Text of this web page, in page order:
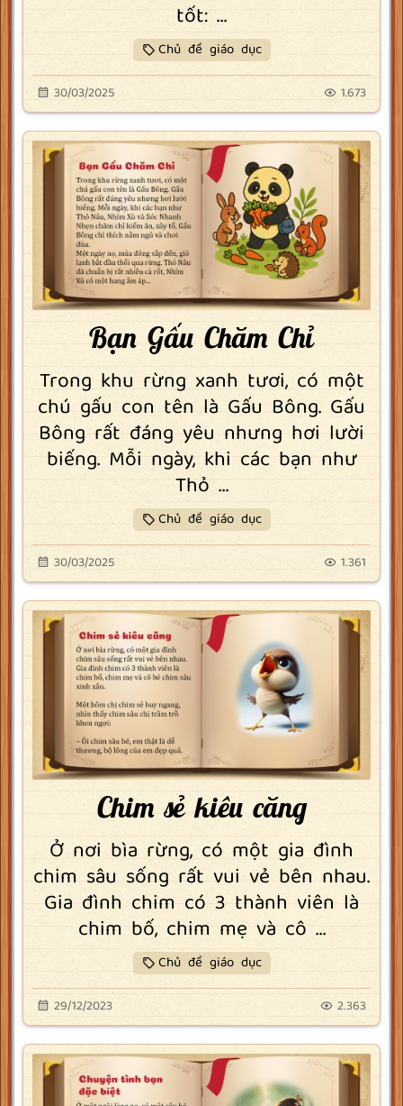
tốt: ...
Chủ đề giáo dục
30/03/2025 1.673
Bạn Gấu Chăm Chỉ
Trong khu rừng xanh tươi, có một
chú gấu con tên là Gấu Bông. Gấu
Bông rất đáng yêu nhưng hơi lười
biếng. Mỗi ngày, khi các bạn như
Thỏ ...
Chủ đề giáo dục
30/03/2025 1.361
Chim sẻ kiêu căng
Ở nơi bìa rừng, có một gia đình
chim sâu sống rất vui vẻ bên nhau.
Gia đình chim có 3 thành viên là
chim bố, chim mẹ và cô ...
Chủ đề giáo dục
29/12/2023 2.363